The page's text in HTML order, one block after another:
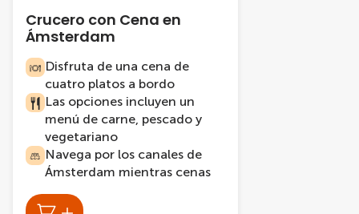
Crucero con Cena en
Ámsterdam
Disfruta de una cena de
cuatro platos a bordo
Las opciones incluyen un
menú de carne, pescado y
vegetariano
Navega por los canales de
Ámsterdam mientras cenas